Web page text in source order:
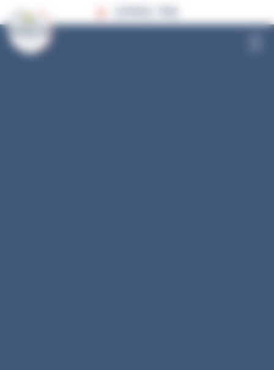
Panneau de gestion des cookies